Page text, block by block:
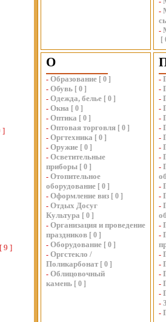
]
[ 9 ]
-
-
[
О
- Образование [ 0 ]
- Обувь [ 0 ]
- Одежда, белье [ 0 ]
- Окна [ 0 ]
- Оптика [ 0 ]
- Оптовая торговля [ 0 ]
- Оргтехника [ 0 ]
- Оружие [ 0 ]
- Осветительные
приборы [ 0 ]
- Отопительное
оборудование [ 0 ]
- Оформление виз [ 0 ]
- Отдых Досуг
Культура [ 0 ]
- Организация и проведение
праздников [ 0 ]
- Оборудование [ 0 ]
- Оргстекло /
Поликарбонат [ 0 ]
- Облицовочный
камень [ 0 ]
-
-
-
-
-
-
-
-
-
-
-
-
-
-
-
-
-
-
-
-
-
-